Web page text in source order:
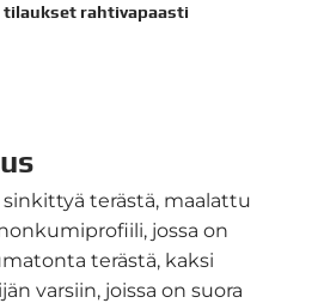
tilaukset rahtivapaasti
terästä, maalattu
jossa on
terästä, kaksi
varsiin, joissa on suora